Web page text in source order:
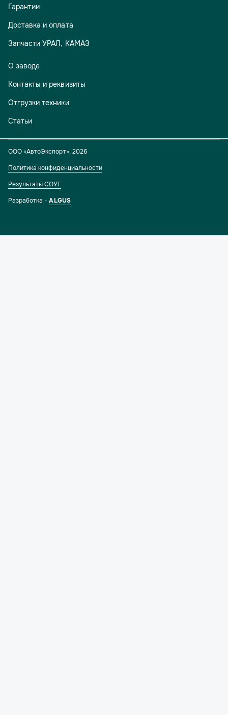
Гарантии
Доставка и оплата
Запчасти УРАЛ, КАМАЗ
О заводе
Контакты и реквизиты
Отгрузки техники
Статьи
ООО «АвтоЭкспорт»,2026
Политика конфиденциальности
Результаты СОУТ
Разработка -ALGUS